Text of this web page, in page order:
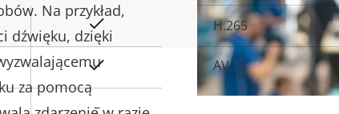
Na przykład,
dźwięku, dzięki
za pomocą
–
H.265
AV1